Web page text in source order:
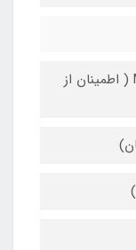
دارای سنسور پخت گوشت Meat prob ( اطمینان از